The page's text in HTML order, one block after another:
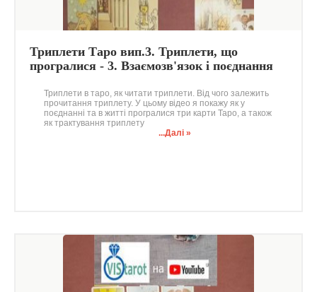
Триплети Таро вип.3. Триплети, що
програлися - 3. Взаємозв'язок і поєднання
Триплети в таро, як читати триплети. Від чого залежить
прочитання триплету. У цьому відео я покажу як у
поєднанні та в житті програлися три карти Таро, а також
як трактування триплету
...Далі »